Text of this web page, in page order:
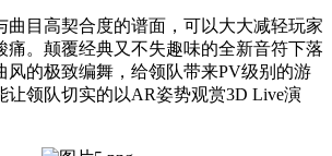
曲目高契合度的谱面，可以大大减轻玩家
痛。颠覆经典又不失趣味的全新音符下落
风的极致编舞，给领队带来PV级别的游
让领队切实的以AR姿势观赏3D Live演